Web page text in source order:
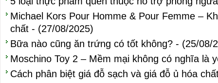
Michael Kors Pour Homme & Pour Femme –
chất - (27/08/2025)
Bữa nào cũng ăn trứng có tốt không? - (25/08/
Moschino Toy 2 – Mềm mại không có nghĩa là
Cách phân biệt giá đỗ sạch và giá đỗ ủ hóa